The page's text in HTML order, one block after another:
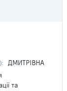
ДМИТРІВНА
та